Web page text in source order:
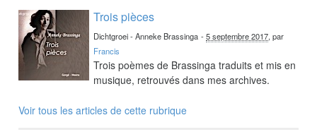
Trois pièces
Dichtgroei - Anneke Brassinga -5 septembre 2017, par
Francis
Trois poèmes de Brassinga traduits et mis en
musique, retrouvés dans mes archives.
Voir tous les articles de cette rubrique